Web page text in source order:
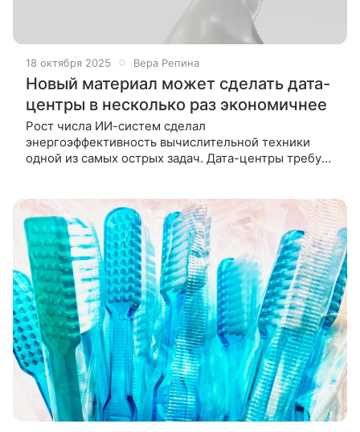
18 октября 2025 Вера Репина
Новый материал может сделать дата-
центры в несколько раз экономичнее
Рост числа ИИ-систем сделал
энергоэффективность вычислительной техники
одной из самых острых задач. Дата-центры требуют